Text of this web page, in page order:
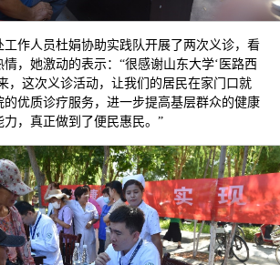
工作人员杜娟协助实践队开展了两次义诊，看
，她激动的表示：“很感谢山东大学‘医路西
，这次义诊活动，让我们的居民在家门口就
的优质诊疗服务，进一步提高基层群众的健康
，真正做到了便民惠民。”